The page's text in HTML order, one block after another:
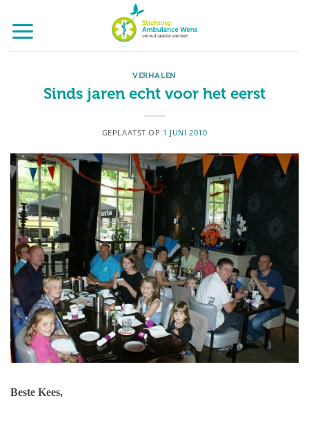
naar
inhoud
VERHALEN
Sinds jaren echt voor het eerst
GEPLAATST OP 1 JUNI 2010
Beste Kees,